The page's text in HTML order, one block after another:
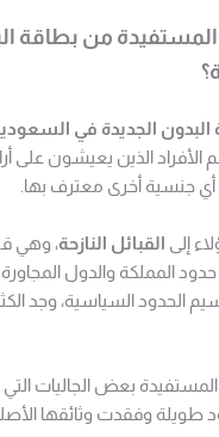
من بطاقة
البدون الجديدة في
الأفراد الذين يعيشون على
جنسية أخرى معترف بها.
إلى القبائل النازحة، وهي
حدود المملكة والدول المجاورة
الحدود السياسية، وجد
بعض الجاليات
طويلة وفقدت وثائقها